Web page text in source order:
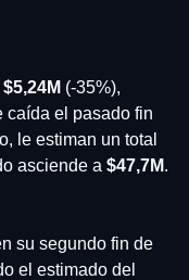
$5,24M (-35%),
caída el pasado fin
le estiman un total
asciende a $47,7M.
su segundo fin de
el estimado del